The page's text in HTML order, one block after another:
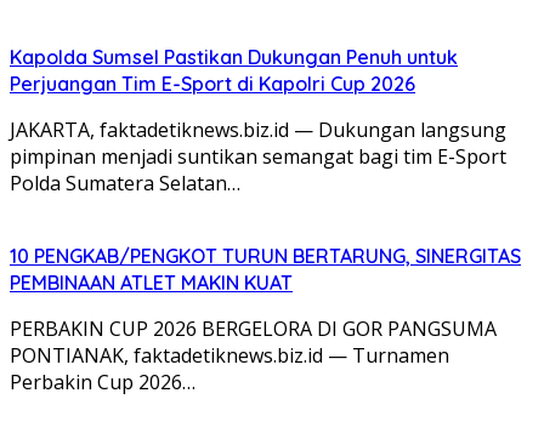
Kapolda Sumsel Pastikan Dukungan Penuh untuk
Perjuangan Tim E-Sport di Kapolri Cup 2026
JAKARTA, faktadetiknews.biz.id — Dukungan langsung
pimpinan menjadi suntikan semangat bagi tim E-Sport
Polda Sumatera Selatan…
10 PENGKAB/PENGKOT TURUN BERTARUNG, SINERGITAS
PEMBINAAN ATLET MAKIN KUAT
PERBAKIN CUP 2026 BERGELORA DI GOR PANGSUMA
PONTIANAK, faktadetiknews.biz.id — Turnamen
Perbakin Cup 2026…